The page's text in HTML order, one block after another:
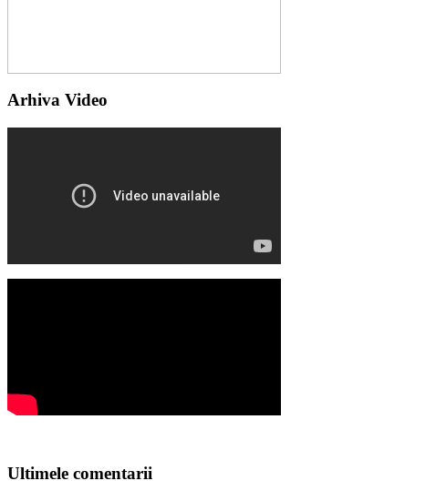
Arhiva Video
Ultimele comentarii